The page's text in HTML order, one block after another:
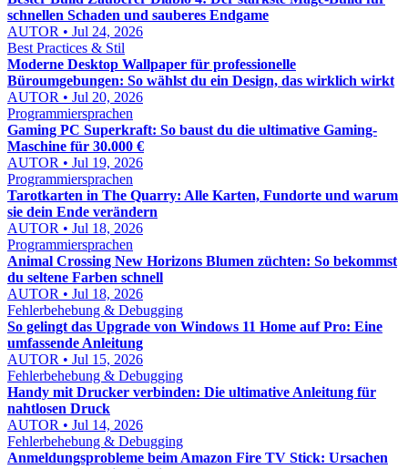
schnellen Schaden und sauberes Endgame
AUTOR • Jul 24, 2026
Best Practices & Stil
Moderne Desktop Wallpaper für professionelle
Büroumgebungen: So wählst du ein Design, das wirklich wirkt
AUTOR • Jul 20, 2026
Programmiersprachen
Gaming PC Superkraft: So baust du die ultimative Gaming-
Maschine für 30.000 €
AUTOR • Jul 19, 2026
Programmiersprachen
Tarotkarten in The Quarry: Alle Karten, Fundorte und warum
sie dein Ende verändern
AUTOR • Jul 18, 2026
Programmiersprachen
Animal Crossing New Horizons Blumen züchten: So bekommst
du seltene Farben schnell
AUTOR • Jul 18, 2026
Fehlerbehebung & Debugging
So gelingt das Upgrade von Windows 11 Home auf Pro: Eine
umfassende Anleitung
AUTOR • Jul 15, 2026
Fehlerbehebung & Debugging
Handy mit Drucker verbinden: Die ultimative Anleitung für
nahtlosen Druck
AUTOR • Jul 14, 2026
Fehlerbehebung & Debugging
Anmeldungsprobleme beim Amazon Fire TV Stick: Ursachen